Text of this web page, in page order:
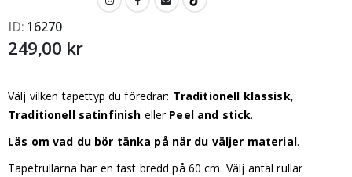
ID 16270
249,00 kr
Välj vilken tapettyp du föredrar: Traditionell klassisk,
Traditionell satinfinish eller Peel and stick.
Läs om vad du bör tänka på när du väljer material.
Tapetrullarna har en fast bredd på 60 cm. Välj antal rullar